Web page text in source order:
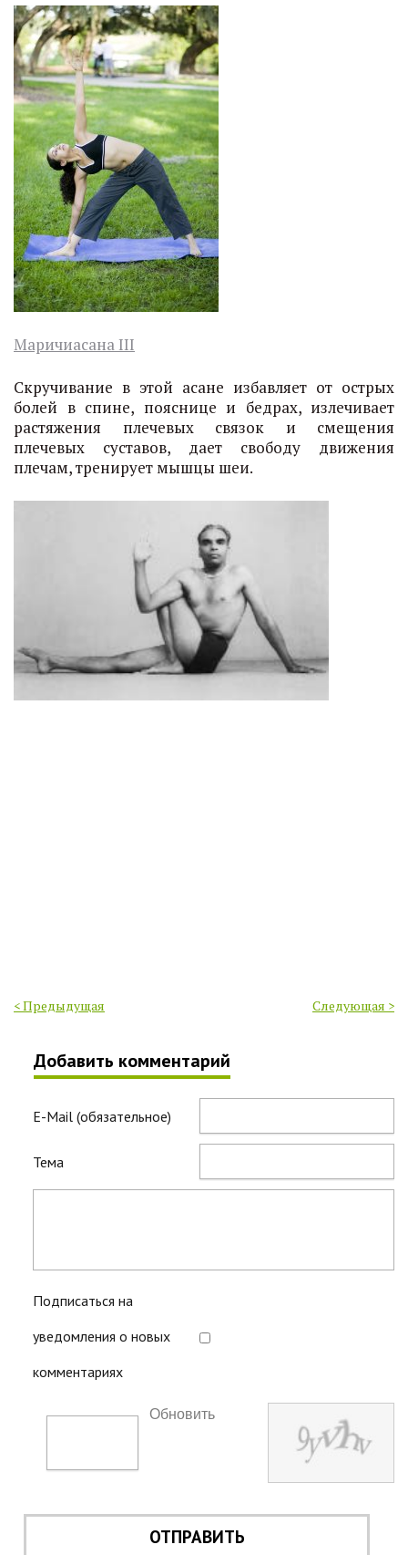
Маричиасана III
Скручивание в этой асане избавляет от острых
болей в спине, пояснице и бедрах, излечивает
растяжения плечевых связок и смещения
плечевых суставов, дает свободу движения
плечам, тренирует мышцы шеи.
< Предыдущая Следующая >
Добавить комментарий
E-Mail (обязательное)
Тема
Подписаться на
уведомления о новых
комментариях
Обновить
ОТПРАВИТЬ